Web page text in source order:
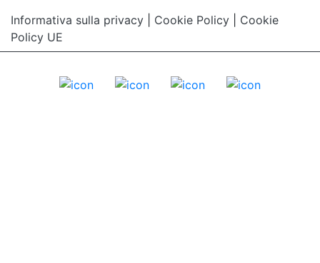
Informativa sulla privacy
Cookie Policy
Cookie
Policy UE